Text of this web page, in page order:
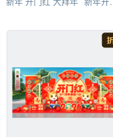
新年 开门红 大拜年 新年开门红喜庆歌曲